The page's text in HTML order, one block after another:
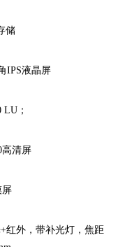
储
IPS液晶屏
LU；
高清屏
屏
+红外，带补光灯，焦距